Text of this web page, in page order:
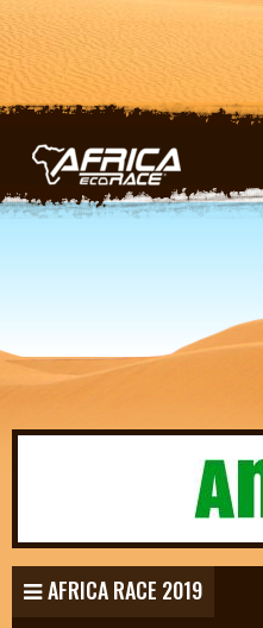
AFRICA RACE 2019